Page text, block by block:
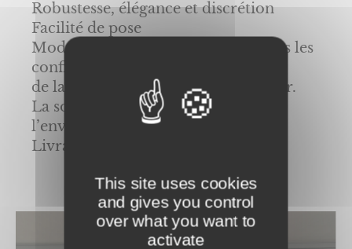
Robustesse, élégance et discrétion
Facilité de pose
Modularité = 6 modèles pour toutes les
configurations,
de la fenêtre à la baie grande largeur.
La solution la plus respectueuse de
l’environnement.
Livraison rapide garantie
This site uses cookies
and gives you control
over what you want to
activate